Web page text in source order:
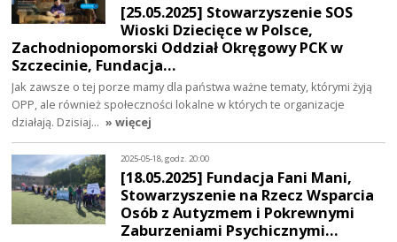
[25.05.2025] Stowarzyszenie SOS
Wioski Dziecięce w Polsce,
Zachodniopomorski Oddział Okręgowy PCK w
Szczecinie, Fundacja…
Jak zawsze o tej porze mamy dla państwa ważne tematy, którymi żyją
OPP, ale również społeczności lokalne w których te organizacje
działają. Dzisiaj… » więcej
2025-05-18, godz. 20:00
[18.05.2025] Fundacja Fani Mani,
Stowarzyszenie na Rzecz Wsparcia
Osób z Autyzmem i Pokrewnymi
Zaburzeniami Psychicznymi…